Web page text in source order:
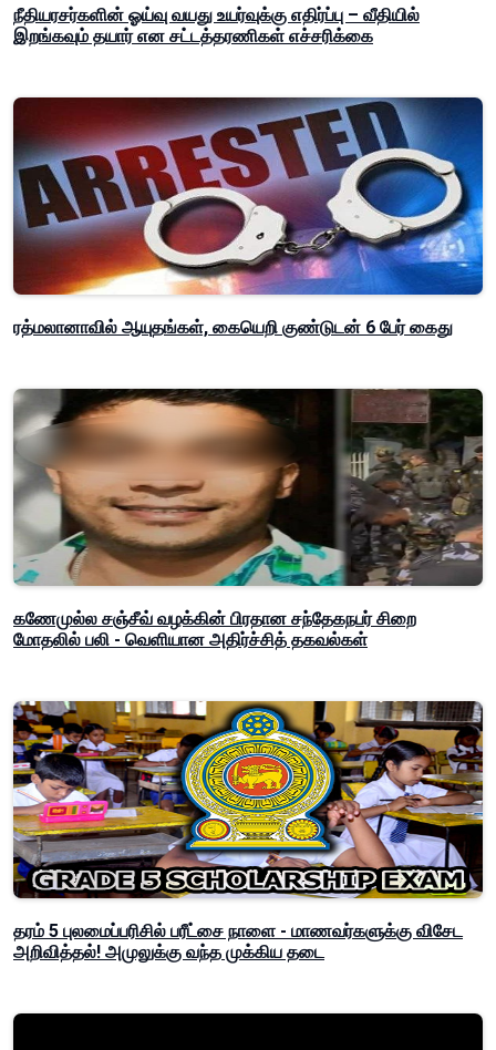
நீதியரசர்களின் ஓய்வு வயது உயர்வுக்கு எதிர்ப்பு – வீதியில்
இறங்கவும் தயார் என சட்டத்தரணிகள் எச்சரிக்கை
ரத்மலானாவில் ஆயுதங்கள், கையெறி குண்டுடன் 6 பேர் கைது
கணேமுல்ல சஞ்சீவ் வழக்கின் பிரதான சந்தேகநபர் சிறை
மோதலில் பலி - வெளியான அதிர்ச்சித் தகவல்கள்
தரம் 5 புலமைப்பரிசில் பரீட்சை நாளை - மாணவர்களுக்கு விசேட
அறிவித்தல்! அமுலுக்கு வந்த முக்கிய தடை